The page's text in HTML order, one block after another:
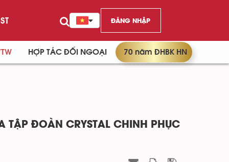
ĐĂNG NHẬP
HỢP TÁC ĐỐI NGOẠI 70 năm ĐHBK HN
TẬP ĐOÀN CRYSTAL CHINH PHỤC